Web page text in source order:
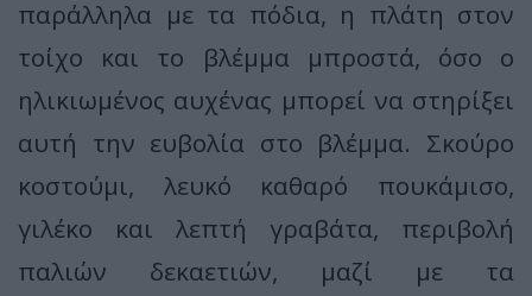
παράλληλα με τα πόδια, η πλάτη στον
τοίχο και το βλέμμα μπροστά, όσο ο
ηλικιωμένος αυχένας μπορεί να στηρίξει
αυτή την ευβολία στο βλέμμα. Σκούρο
κοστούμι, λευκό καθαρό πουκάμισο,
γιλέκο και λεπτή γραβάτα, περιβολή
παλιών δεκαετιών, μαζί με τα